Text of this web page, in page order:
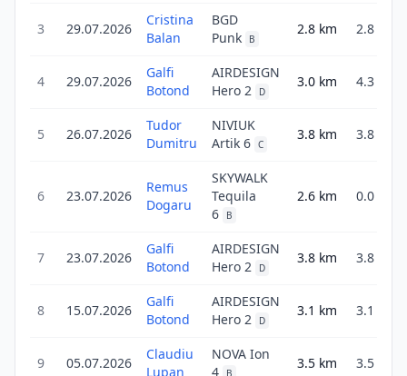
3 29.07.2026
Cristina
Balan
BGD
Punk
B
2.8 km 2.8
4 29.07.2026
Galfi
Botond
AIRDESIGN
Hero 2
D
3.0 km 4.3
5 26.07.2026
Tudor
Dumitru
NIVIUK
Artik 6 C
3.8 km 3.8
6 23.07.2026
Remus
Dogaru
SKYWALK
Tequila
6
B
2.6 km 0.0
7 23.07.2026
Galfi
Botond
AIRDESIGN
Hero 2
D
3.8 km 3.8
8 15.07.2026
Galfi
Botond
AIRDESIGN
Hero 2
D
3.1 km 3.1
9 05.07.2026
Claudiu
Lupan
NOVA Ion
4
B
3.5 km 3.5